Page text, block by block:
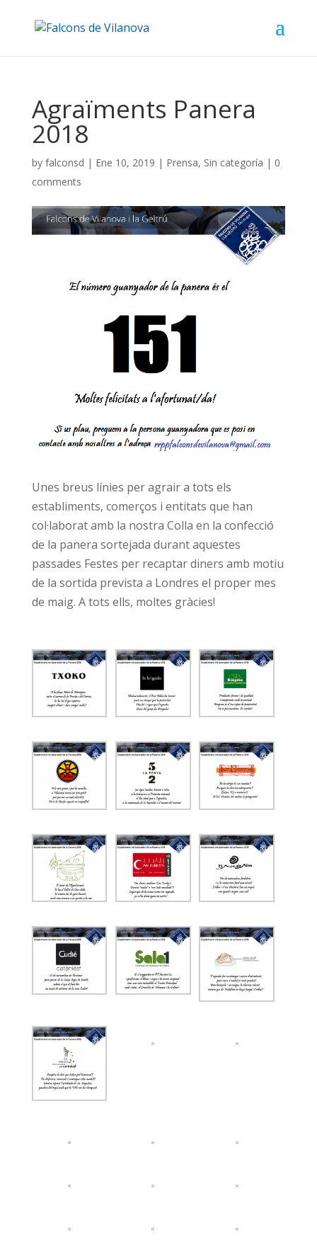
Agraïments Panera
2018
by falconsd | Ene 10, 2019 | Prensa, Sin categoría | 0
comments
Unes breus línies per agrair a tots els
establiments, comerços i entitats que han
col·laborat amb la nostra Colla en la confecció
de la panera sortejada durant aquestes
passades Festes per recaptar diners amb motiu
de la sortida prevista a Londres el proper mes
de maig. A tots ells, moltes gràcies!